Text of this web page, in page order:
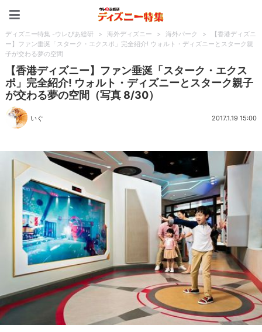
ディズニー特集 -ウレぴあ総研 > 海外ディズニー > 海外パーク >
【香港ディズニ
ー】ファン垂涎「スターク・エクスポ」完全紹介! ウォルト・ディズニーとスターク親
子が交わる夢の空間
【香港ディズニー】ファン垂涎「スターク・エクス
ポ」完全紹介! ウォルト・ディズニーとスターク親子
が交わる夢の空間（写真 8/30）
いぐ 2017.1.19 15:00